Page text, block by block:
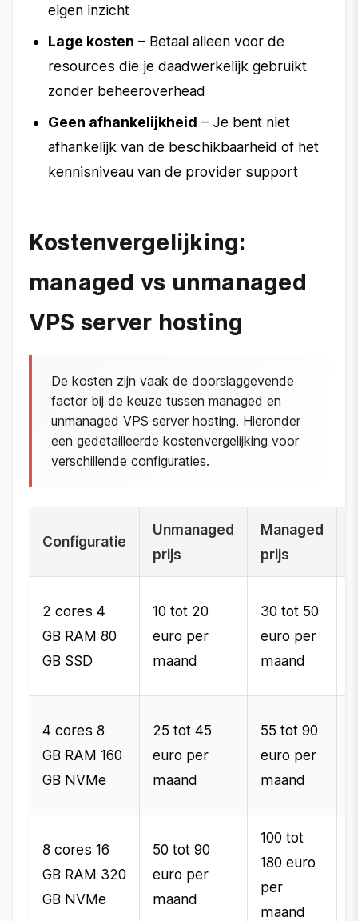
eigen inzicht
Lage kosten – Betaal alleen voor de
resources die je daadwerkelijk gebruikt
zonder beheeroverhead
Geen afhankelijkheid – Je bent niet
afhankelijk van de beschikbaarheid of het
kennisniveau van de provider support
Kostenvergelijking:
managed vs unmanaged
VPS server hosting
De kosten zijn vaak de doorslaggevende
factor bij de keuze tussen managed en
unmanaged VPS server hosting. Hieronder
een gedetailleerde kostenvergelijking voor
verschillende configuraties.
Configuratie
Unmanaged
prijs
Managed
prijs
2 cores 4
GB RAM 80
GB SSD
10 tot 20
euro per
maand
30 tot 50
euro per
maand
4 cores 8
GB RAM 160
GB NVMe
25 tot 45
euro per
maand
55 tot 90
euro per
maand
8 cores 16
GB RAM 320
GB NVMe
50 tot 90
euro per
maand
100 tot
180 euro
per
maand